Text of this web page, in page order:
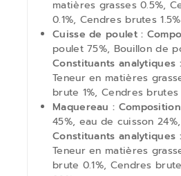
matières grasses 0.5%,
0.1%, Cendres brutes
Cuisse de poulet :
poulet 75%, Bouillon de
Constituants analytiques :
Teneur en matières
brute 1%, Cendres brutes
Maquereau :
45%, eau de cuisson
Constituants analytiques :
Teneur en matières
brute 0.1%, Cendres